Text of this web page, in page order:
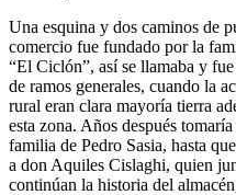
Una esquina y dos caminos de
comercio fue fundado por la
“El Ciclón”, así se llamaba y
de ramos generales, cuando la
rural eran clara mayoría tierra
esta zona. Años después
familia de Pedro Sasia, hasta
a don Aquiles Cislaghi, quien
continúan la historia del